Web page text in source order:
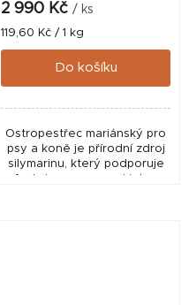
2 990 Kč / ks
Měrná
cena:
119,60 Kč / 1 kg
Do košíku
Ostropestřec mariánský pro
psy a koně je přírodní zdroj
silymarinu, který podporuje